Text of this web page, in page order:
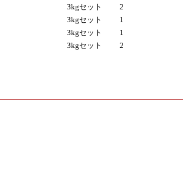
3kgセット
2
3kgセット
1
3kgセット
1
3kgセット 2